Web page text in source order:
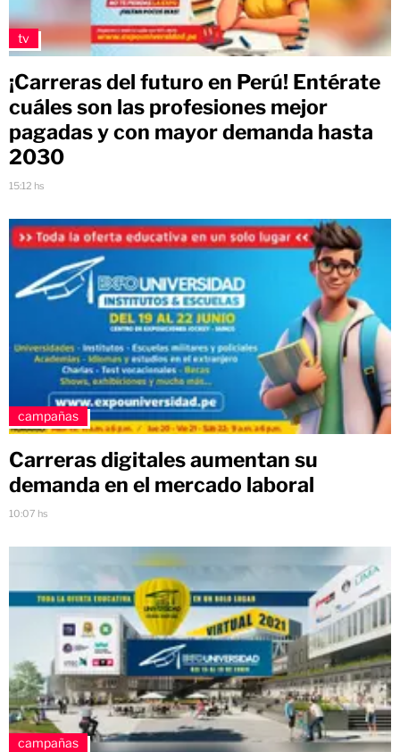
tv
¡Carreras del futuro en Perú! Entérate
cuáles son las profesiones mejor
pagadas y con mayor demanda hasta
2030
15:12 hs
campañas
Carreras digitales aumentan su
demanda en el mercado laboral
10:07 hs
campañas